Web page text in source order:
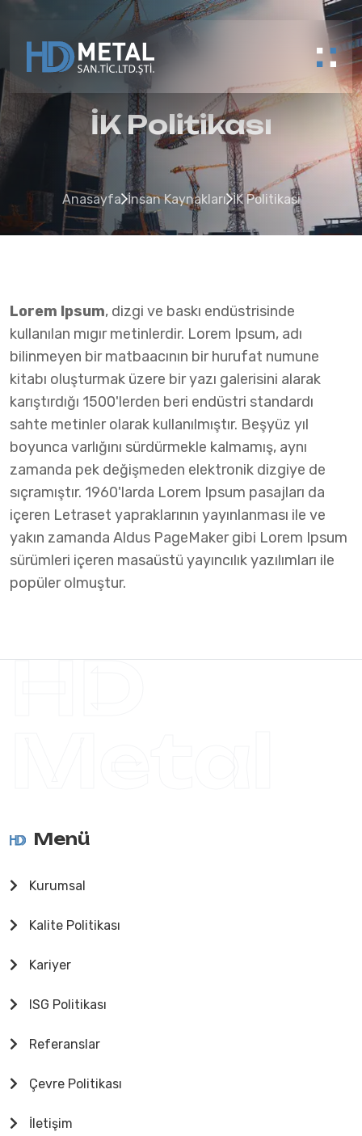
İK Politikası
Anasayfa İnsan Kaynakları İK Politikası
Lorem Ipsum, dizgi ve baskı endüstrisinde
kullanılan mıgır metinlerdir. Lorem Ipsum, adı
bilinmeyen bir matbaacının bir hurufat numune
kitabı oluşturmak üzere bir yazı galerisini alarak
karıştırdığı 1500'lerden beri endüstri standardı
sahte metinler olarak kullanılmıştır. Beşyüz yıl
boyunca varlığını sürdürmekle kalmamış, aynı
zamanda pek değişmeden elektronik dizgiye de
sıçramıştır. 1960'larda Lorem Ipsum pasajları da
içeren Letraset yapraklarının yayınlanması ile ve
yakın zamanda Aldus PageMaker gibi Lorem Ipsum
sürümleri içeren masaüstü yayıncılık yazılımları ile
popüler olmuştur.
HD
Menü
Kurumsal
Kalite Politikası
Kariyer
ISG Politikası
Referanslar
Çevre Politikası
İletişim